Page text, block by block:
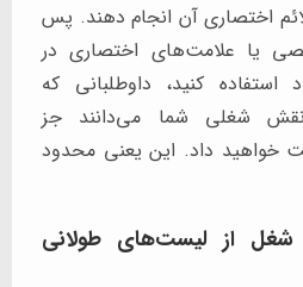
اختصاری آن انجام دهند. پس
یا علامت‌های اختصاری در
کنید، داوطلبانی که
شغلی شما می‌دانند جز
خواهید داد. این یعنی محدود
از لیست‌های طولانی